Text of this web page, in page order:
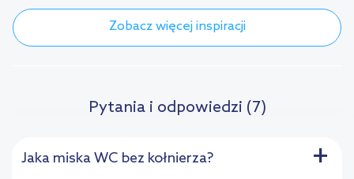
Zobacz więcej inspiracji
Pytania i odpowiedzi (7)
Jaka miska WC bez kołnierza? +